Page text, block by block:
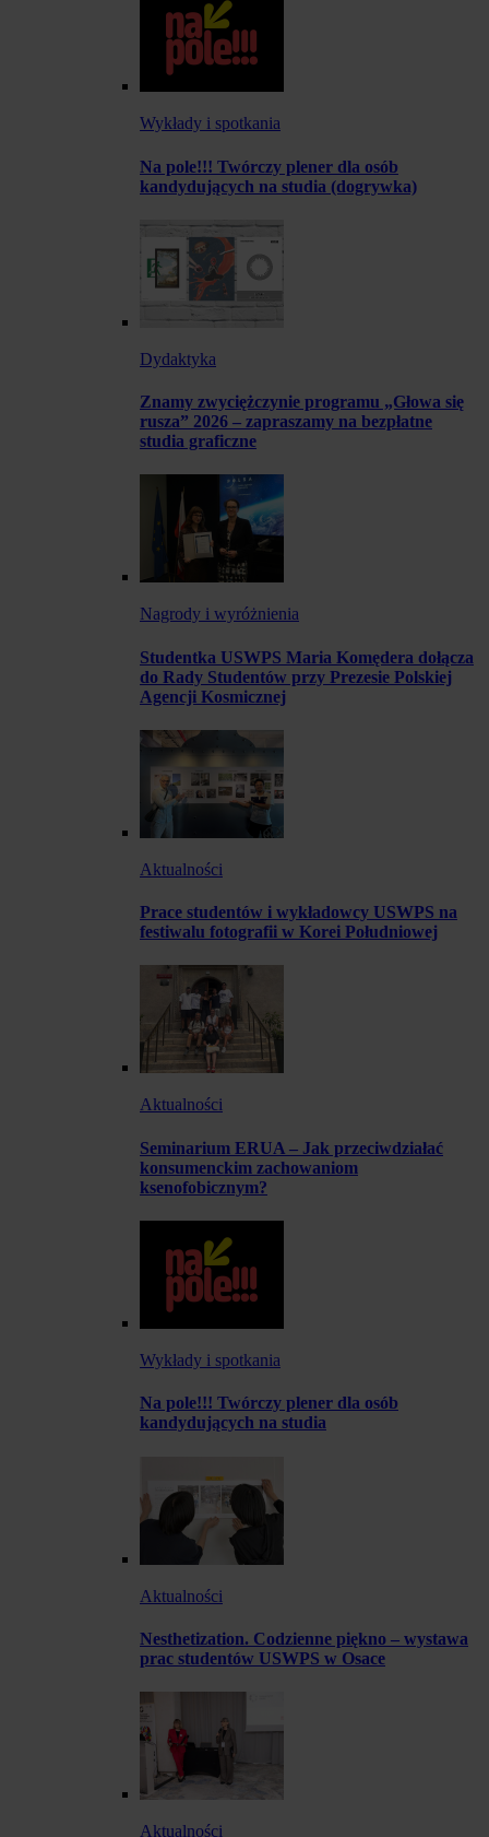
Wykłady i spotkania
Na pole!!! Twórczy plener dla osób
kandydujących na studia (dogrywka)
Dydaktyka
Znamy zwyciężczynie programu „Głowa się
rusza” 2026 – zapraszamy na bezpłatne
studia graficzne
Nagrody i wyróżnienia
Studentka USWPS Maria Komędera dołącza
do Rady Studentów przy Prezesie Polskiej
Agencji Kosmicznej
Aktualności
Prace studentów i wykładowcy USWPS na
festiwalu fotografii w Korei Południowej
Aktualności
Seminarium ERUA – Jak przeciwdziałać
konsumenckim zachowaniom
ksenofobicznym?
Wykłady i spotkania
Na pole!!! Twórczy plener dla osób
kandydujących na studia
Aktualności
Nesthetization. Codzienne piękno – wystawa
prac studentów USWPS w Osace
Aktualności